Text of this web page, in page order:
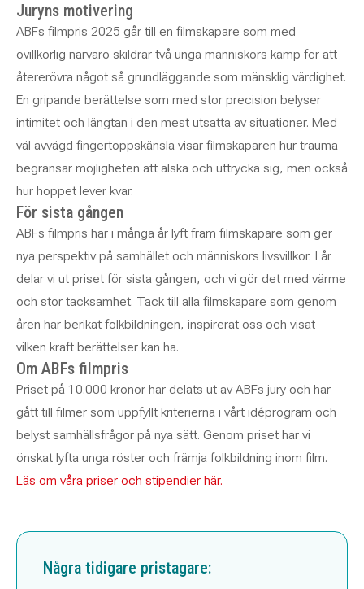
Juryns motivering
ABFs filmpris 2025 går till en filmskapare som med
ovillkorlig närvaro skildrar två unga människors kamp för att
återerövra något så grundläggande som mänsklig värdighet.
En gripande berättelse som med stor precision belyser
intimitet och längtan i den mest utsatta av situationer. Med
väl avvägd fingertoppskänsla visar filmskaparen hur trauma
begränsar möjligheten att älska och uttrycka sig, men också
hur hoppet lever kvar.
För sista gången
ABFs filmpris har i många år lyft fram filmskapare som ger
nya perspektiv på samhället och människors livsvillkor. I år
delar vi ut priset för sista gången, och vi gör det med värme
och stor tacksamhet. Tack till alla filmskapare som genom
åren har berikat folkbildningen, inspirerat oss och visat
vilken kraft berättelser kan ha.
Om ABFs filmpris
Priset på 10.000 kronor har delats ut av ABFs jury och har
gått till filmer som uppfyllt kriterierna i vårt idéprogram och
belyst samhällsfrågor på nya sätt. Genom priset har vi
önskat lyfta unga röster och främja folkbildning inom film.
Läs om våra priser och stipendier här.
Några tidigare pristagare: